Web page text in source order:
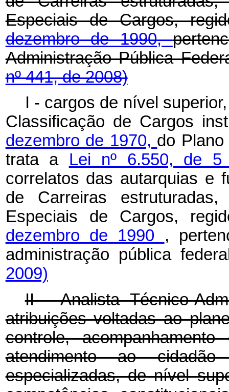
Especiais de Cargos,
dezembro de 1990,
Administração Pública
nº 441, de 2008)
I - cargos de nível
Classificação de Cargos
dezembro de 1970, do
trata a Lei nº 6.550, de
correlatos das autarquias e
de Carreiras
Especiais de Cargos,
dezembro de 1990 ,
administração pública
2009)
II - Analista Técnico-
atribuições voltadas ao
controle,
atendimento ao
especializadas, de nível